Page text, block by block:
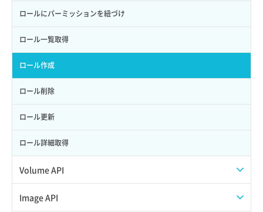
ロールにパーミッションを紐づけ
ロール一覧取得
ロール作成
ロール削除
ロール更新
ロール詳細取得
Volume API
スナップショット一覧取得
Image API